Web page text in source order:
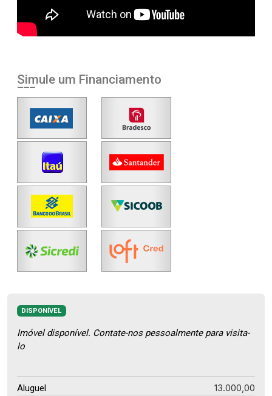
Simule um Financiamento
DISPONÍVEL
Imóvel disponível. Contate-nos pessoalmente para visita-
lo
Aluguel 13.000,00